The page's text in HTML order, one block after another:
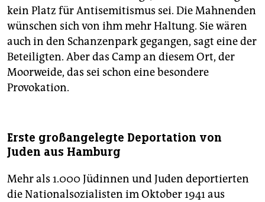
kein Platz für Antisemitismus sei. Die Mahnenden
wünschen sich von ihm mehr Haltung. Sie wären
auch in den Schanzenpark gegangen, sagt eine der
Beteiligten. Aber das Camp an diesem Ort, der
Moorweide, das sei schon eine besondere
Provokation.
Erste großangelegte Deportation von
Juden aus Hamburg
Mehr als 1.000 Jüdinnen und Juden deportierten
die Nationalsozialisten im Oktober 1941 aus